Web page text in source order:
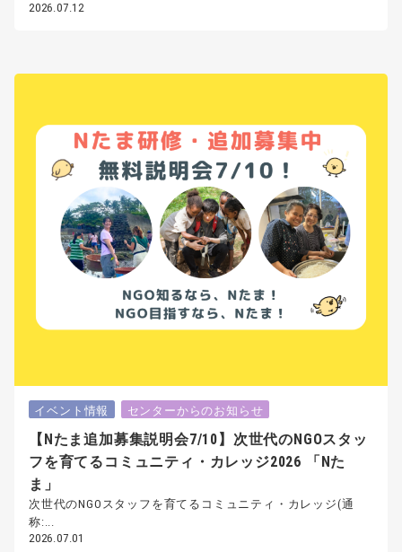
2026.07.12
イベント情報 センターからのお知らせ
【Nたま追加募集説明会7/10】次世代のNGOスタッ
フを育てるコミュニティ・カレッジ2026 「Nた
ま」
次世代のNGOスタッフを育てるコミュニティ・カレッジ(通
称:...
2026.07.01